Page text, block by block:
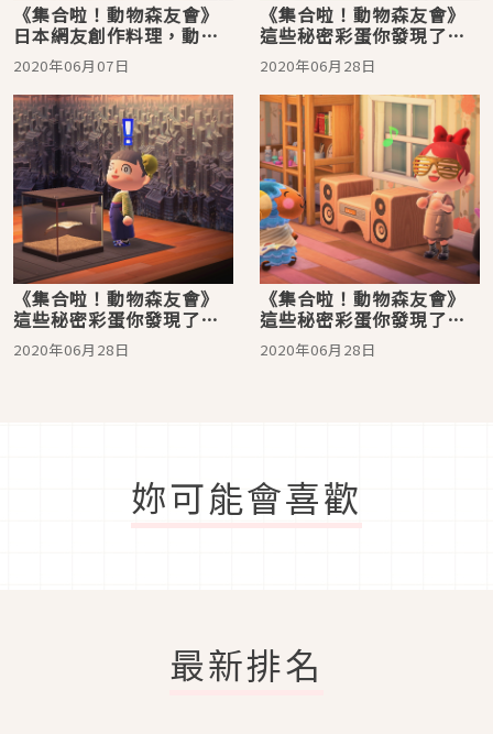
《集合啦！動物森友會》
日本網友創作料理，動森
迷做起來！
2020年06月07日
《集合啦！動物森友會》
這些秘密彩蛋你發現了幾
個？ PART 2
2020年06月28日
《集合啦！動物森友會》
這些秘密彩蛋你發現了幾
個？ PART 1
2020年06月28日
《集合啦！動物森友會》
這些秘密彩蛋你發現了幾
個？PART 3
2020年06月28日
妳可能會喜歡
最新排名